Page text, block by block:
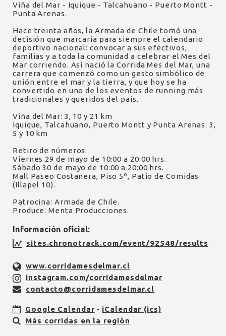
Viña del Mar - Iquique - Talcahuano - Puerto Montt -
Punta Arenas.
Hace treinta años, la Armada de Chile tomó una
decisión que marcaría para siempre el calendario
deportivo nacional: convocar a sus efectivos,
familias y a toda la comunidad a celebrar el Mes del
Mar corriendo. Así nació la Corrida Mes del Mar, una
carrera que comenzó como un gesto simbólico de
unión entre el mar y la tierra, y que hoy se ha
convertido en uno de los eventos de running más
tradicionales y queridos del país.
Viña del Mar: 3, 10 y 21 km
Iquique, Talcahuano, Puerto Montt y Punta Arenas: 3,
5 y 10 km
Retiro de números:
Viernes 29 de mayo de 10:00 a 20:00 hrs.
Sábado 30 de mayo de 10:00 a 20:00 hrs.
Mall Paseo Costanera, Piso 5º, Patio de Comidas
(Illapel 10).
Patrocina: Armada de Chile.
Produce: Menta Producciones.
Información oficial:
sites.chronotrack.com/event/92548/results
www.corridamesdelmar.cl
instagram.com/corridamesdelmar
contacto@corridamesdelmar.cl
Google Calendar - iCalendar (ics)
Más corridas en la región